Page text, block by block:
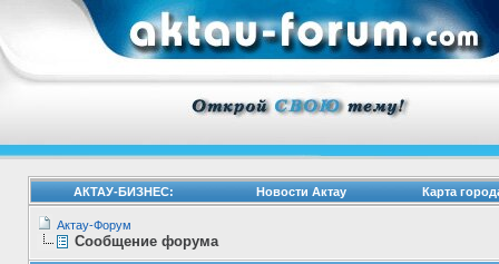
АКТАУ-БИЗНЕС: Новости Актау Карта
Актау-Форум
Сообщение форума